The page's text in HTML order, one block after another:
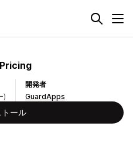
)
開発者
GuardApps
トール